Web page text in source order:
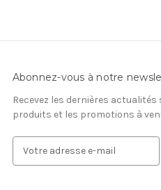
Abonnez-vous à notre
Recevez les dernières actualités
produits et les promotions à